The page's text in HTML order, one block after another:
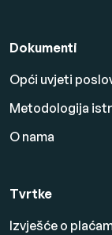
Dokumenti
Opći uvjeti
Metodologija
O nama
Tvrtke
Izvješće o